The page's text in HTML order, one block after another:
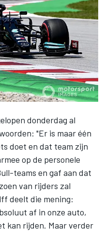
donderdag al
"Er is maar één
doet en dat team zijn
op de personele
teams en gaf aan dat
van rijders zal
deelt die mening:
af in onze auto,
kan rijden. Maar verder